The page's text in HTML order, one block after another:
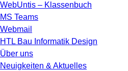
WebUntis – Klassenbuch
MS Teams
Webmail
HTL Bau Informatik Design
Über uns
Neuigkeiten & Aktuelles